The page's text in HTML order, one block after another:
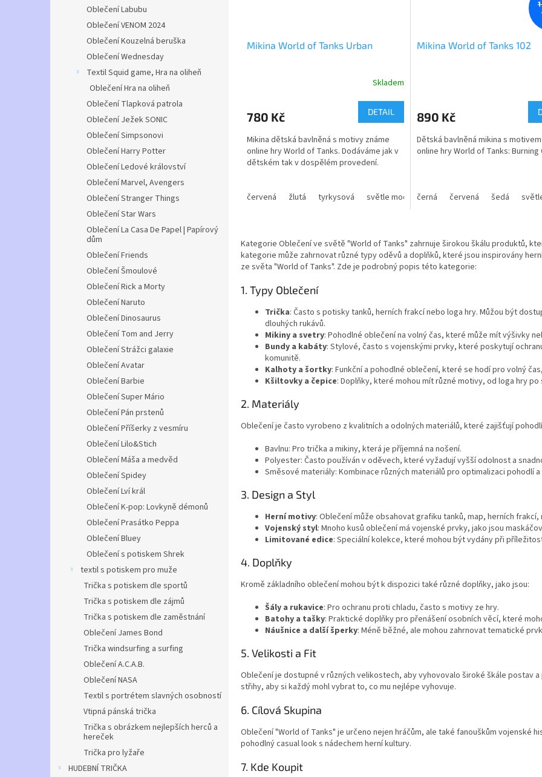
Oblečení Labubu
Oblečení VENOM 2024
Oblečení Kouzelná beruška
Oblečení Wednesday
Textil Squid game, Hra na oliheň
Oblečení Hra na oliheň
Oblečení Tlapková patrola
Oblečení Ježek SONIC
Oblečení Simpsonovi
Oblečení Harry Potter
Oblečení Ledové království
Oblečení Marvel, Avengers
Oblečení Stranger Things
Oblečení Star Wars
Oblečení La Casa De Papel | Papírový
dům
Oblečení Friends
Oblečení Šmoulové
Oblečení Rick a Morty
Oblečení Naruto
Oblečení Dinosaurus
Oblečení Tom and Jerry
Oblečení Strážci galaxie
Oblečení Avatar
Oblečení Barbie
Oblečení Super Mário
Oblečení Pán prstenů
Oblečení Příšerky z vesmíru
Oblečení Lilo&Stich
Oblečení Máša a medvěd
Oblečení Spidey
Oblečení Lví král
Oblečení K-pop: Lovkyně démonů
Oblečení Prasátko Peppa
Oblečení Bluey
Oblečení s potiskem Shrek
textil s potiskem pro muže
Trička s potiskem dle sportů
Trička s potiskem dle zájmů
Trička s potiskem dle zaměstnání
Oblečení James Bond
Trička windsurfing a surfing
Oblečení A.C.A.B.
Oblečení NASA
Textil s portrétem slavných osobností
Vtipná pánská trička
Trička s obrázkem nejlepších herců a
hereček
Trička pro lyžaře
HUDEBNÍ TRIČKA
Mikina World of Tanks Urban
je
z
5
hvězdiček.
Skladem
780 Kč DETAIL
Mikina dětská bavlněná s motivy známe
online hry World of Tanks. Dodáváme jak v
dětském tak v dospělém provedení.
červená žlutá tyrkysová světle modrá royal šedý melír
Mikina World of Tanks 102
je
z
5
890 Kč
Dětská bavlněná mikina s
online hry World of Tanks: Burning
Úplet:hladký úplet, vnitřní
Gramáž:280 g/m2
Velikosti mikin – dětské: 3 až 14 let
černá červená šedá
l
á
p
r
v
k
v
ý
s
u
Kategorie Oblečení ve světě "World of Tanks" zahrnuje širokou škálu produktů,
kategorie může zahrnovat různé typy oděvů a doplňků, které jsou inspirovány
ze světa "World of Tanks". Zde je podrobný popis této kategorie:
1. Typy Oblečení
Trička: Často s potisky tanků, herních frakcí nebo loga hry. Můžou být
dlouhých rukávů.
Mikiny a svetry: Pohodlné oblečení na volný čas, které může mít výšivky
Bundy a kabáty: Stylové, často s vojenskými prvky, které poskytují
komunitě.
Kalhoty a šortky: Funkční a pohodlné oblečení, které se hodí pro volný
Kšiltovky a čepice: Doplňky, které mohou mít různé motivy, od loga hry
2. Materiály
Oblečení je často vyrobeno z kvalitních a odolných materiálů, které zajišťují
Bavlnu: Pro trička a mikiny, která je příjemná na nošení.
Polyester: Často používán v oděvech, které vyžadují vyšší odolnost a
Směsové materiály: Kombinace různých materiálů pro optimalizaci pohodlí a
3. Design a Styl
Herní motivy: Oblečení může obsahovat grafiku tanků, map, herních
Vojenský styl: Mnoho kusů oblečení má vojenské prvky, jako jsou
Limitované edice: Speciální kolekce, které mohou být vydány při
4. Doplňky
Kromě základního oblečení mohou být k dispozici také různé doplňky, jako jsou:
Šály a rukavice: Pro ochranu proti chladu, často s motivy ze hry.
Batohy a tašky: Praktické doplňky pro přenášení osobních věcí, které
Náušnice a další šperky: Méně běžné, ale mohou zahrnovat tematické
5. Velikosti a Fit
Oblečení je dostupné v různých velikostech, aby vyhovovalo široké škále postav
střihy, aby si každý mohl vybrat to, co mu nejlépe vyhovuje.
6. Cílová Skupina
Oblečení "World of Tanks" je určeno nejen hráčům, ale také fanouškům vojenské
pohodlný casual look s nádechem herní kultury.
7. Kde Koupit